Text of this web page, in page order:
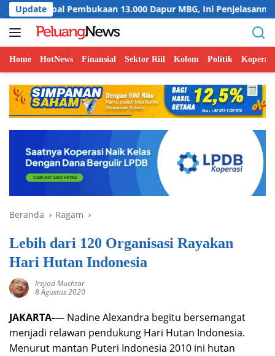
Langsung
ke
konten
Update13.000 Dapur MBG, Ini Penjelasannya
Home HotNews Finansial Sektor Riil Kolom Politik Koperasi
Beranda Ragam
Lebih dari 120 Organisasi Rayakan
Hari Hutan Indonesia
Irsyad Muchtar
8 Agustus 2020
JAKARTA-— Nadine Alexandra begitu bersemangat
menjadi relawan pendukung Hari Hutan Indonesia.
Menurut mantan Puteri Indonesia 2010 ini hutan